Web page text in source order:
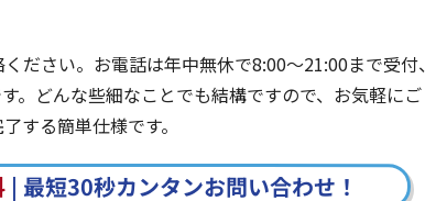
ださい。お電話は年中無休で8:00〜21:00まで受付、
。どんな些細なことでも結構ですので、お気軽にご
する簡単仕様です。
| 最短30秒カンタンお問い合わせ！